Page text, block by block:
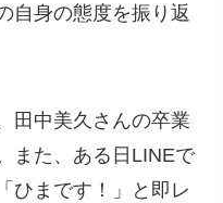
自身の態度を振り返
田中美久さんの卒業
また、ある日LINEで
ひまです！」と即レ